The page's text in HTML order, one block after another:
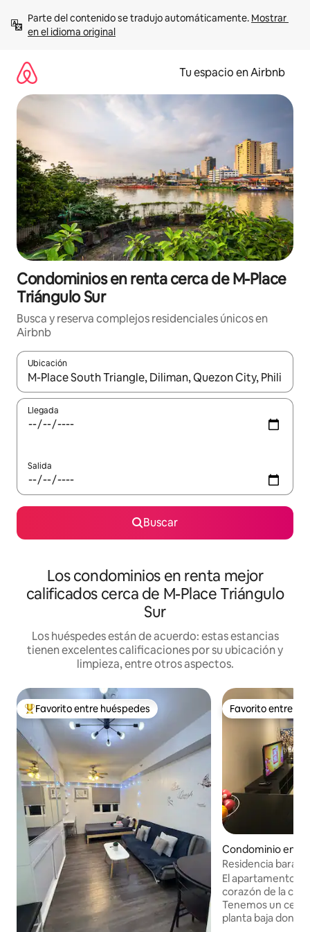
contenido
Parte del contenido se tradujo automáticamente. Mostrar
en el idioma original
Tu espacio en Airbnb
Condominios en renta cerca de M-Place
Triángulo Sur
Busca y reserva complejos residenciales únicos en
Airbnb
Ubicación
Cuando los resultados estén disponibles, podrás navegar
Llegada
Salida
Buscar
Los condominios en renta mejor
calificados cerca de M-Place Triángulo
Sur
Los huéspedes están de acuerdo: estas estancias
tienen excelentes calificaciones por su ubicación y
limpieza, entre otros aspectos.
De los mejores en Favorito entre huéspedes
Favorito entre huéspedes Favorito entre
Favorito entre
Condominio en
le
Residencia
dormitorio con
El apartamento
corazón de la
Tenemos un
planta baja